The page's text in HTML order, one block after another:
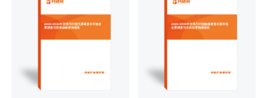
2026-2032年全球与中国无屏幕显示市场全
景调查与投资战略咨询报告
2026-2032年全球与中国触摸屏显示器市场
全景调查与未来前景预测报告